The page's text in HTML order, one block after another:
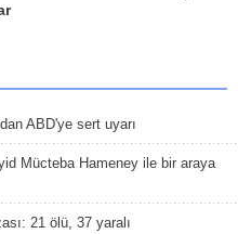
ABD'ye sert uyarı
Mücteba Hameney ile bir araya
21 ölü, 37 yaralı